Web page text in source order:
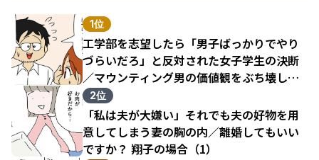
1位
工学部を志望したら「男子ばっかりでやり
づらいだろ」と反対された女子学生の決断
／マウンティング男の価値観をぶち壊した
結果（1）
2位
「私は夫が大嫌い」それでも夫の好物を用
意してしまう妻の胸の内／離婚してもいい
ですか？ 翔子の場合（1）